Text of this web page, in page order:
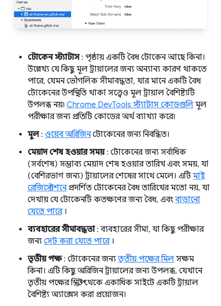
টোকেন স্ট্যাটাস: পৃষ্ঠায় একটি বৈধ টোকেন আছে কিনা।
উল্লেখ্য যে কিছু মূল ট্রায়ালের জন্য অন্যান্য কারণ থাকতে
পারে, যেমন ভৌগলিক সীমাবদ্ধতা, যার মানে একটি বৈধ
টোকেনের উপস্থিতি থাকা সত্ত্বেও মূল ট্রায়াল বৈশিষ্ট্যটি
উপলব্ধ নয়৷ Chrome DevTools স্ট্যাটাস কোডগুলি মূল
পরীক্ষার জন্য প্রতিটি কোডের অর্থ ব্যাখ্যা করে৷
মূল: ওয়েব অরিজিনটোকেনের জন্য নিবন্ধিত।
মেয়াদ শেষ হওয়ার সময়: টোকেনের জন্য সর্বাধিক
(সর্বশেষ) সম্ভাব্য মেয়াদ শেষ হওয়ার তারিখ এবং সময়, যা
(বেশিরভাগ জন্য) ট্রায়ালের শেষের সাথে মেলে। এটিমাই
রেজিস্ট্রেশনেপ্রদর্শিত টোকেনের বৈধ তারিখের মতো নয়, যা
দেখায় যে টোকেনটি কতক্ষণের জন্য বৈধ, এবংবাড়ানো
যেতে পারে।
ব্যবহারের সীমাবদ্ধতা: ব্যবহারের সীমা, যা কিছু পরীক্ষার
জন্য সেট করা যেতে পারে।
তৃতীয় পক্ষ: টোকেনের জন্য তৃতীয় পক্ষের মিল সক্ষম
কিনা। এটি কিছু অরিজিন ট্রায়ালের জন্য উপলব্ধ, যেখানে
তৃতীয় পক্ষের স্ক্রিপ্ট থেকে একাধিক সাইটে একটি ট্রায়াল
বৈশিষ্ট্য অ্যাক্সেস করা প্রয়োজন।